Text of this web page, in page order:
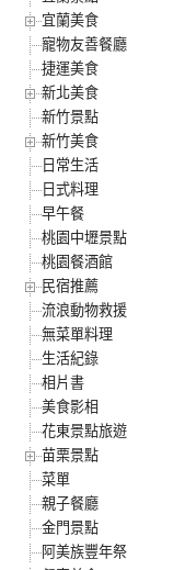
宜蘭美食
寵物友善餐廳
捷運美食
新北美食
新竹景點
新竹美食
日常生活
日式料理
早午餐
桃園中壢景點
桃園餐酒館
民宿推薦
流浪動物救援
無菜單料理
生活紀錄
相片書
美食影相
花東景點旅遊
苗栗景點
菜單
親子餐廳
金門景點
阿美族豐年祭